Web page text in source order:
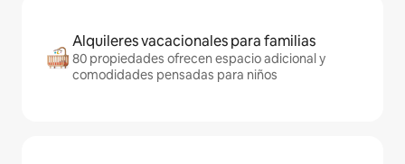
Alquileres vacacionales para familias
80 propiedades ofrecen espacio adicional y
comodidades pensadas para niños